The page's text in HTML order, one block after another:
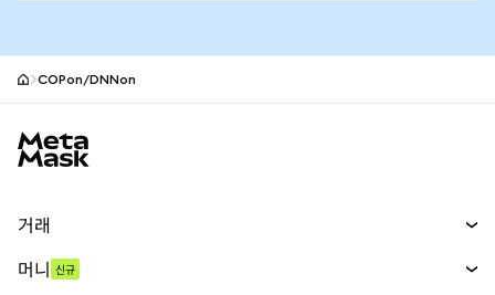
COPon/DNNon
거래
머니 신규